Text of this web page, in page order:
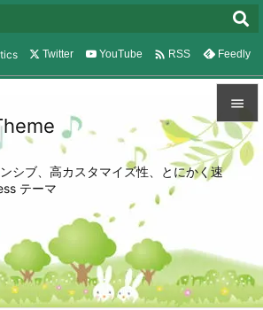


メニュ

次へ
Twitter YouTube  RSS Feedly
シブ、高カスタマイズ性、とにかく速
テーマ